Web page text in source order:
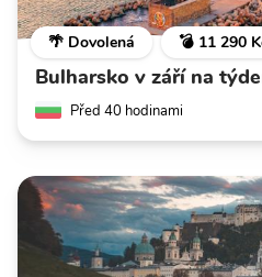
🌴 Dovolená 💣 11 290
Bulharsko v září na
Před 40 hodinami